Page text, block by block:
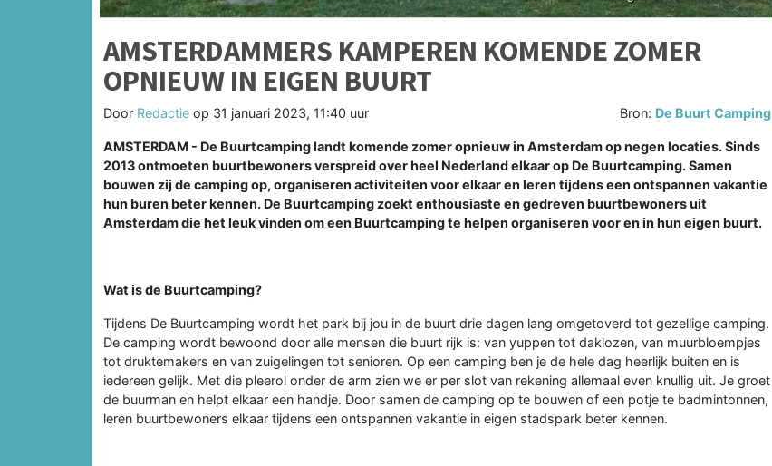
AMSTERDAMMERS KAMPEREN KOMENDE ZOMER
OPNIEUW IN EIGEN BUURT
Door Redactie op 31 januari 2023, 11:40 uur Bron: De Buurt Camping
AMSTERDAM - De Buurtcamping landt komende zomer opnieuw in Amsterdam op negen locaties. Sinds
2013 ontmoeten buurtbewoners verspreid over heel Nederland elkaar op De Buurtcamping. Samen
bouwen zij de camping op, organiseren activiteiten voor elkaar en leren tijdens een ontspannen vakantie
hun buren beter kennen. De Buurtcamping zoekt enthousiaste en gedreven buurtbewoners uit
Amsterdam die het leuk vinden om een Buurtcamping te helpen organiseren voor en in hun eigen buurt.
Wat is de Buurtcamping?
Tijdens De Buurtcamping wordt het park bij jou in de buurt drie dagen lang omgetoverd tot gezellige camping.
De camping wordt bewoond door alle mensen die buurt rijk is: van yuppen tot daklozen, van muurbloempjes
tot druktemakers en van zuigelingen tot senioren. Op een camping ben je de hele dag heerlijk buiten en is
iedereen gelijk. Met die pleerol onder de arm zien we er per slot van rekening allemaal even knullig uit. Je groet
de buurman en helpt elkaar een handje. Door samen de camping op te bouwen of een potje te badmintonnen,
leren buurtbewoners elkaar tijdens een ontspannen vakantie in eigen stadspark beter kennen.